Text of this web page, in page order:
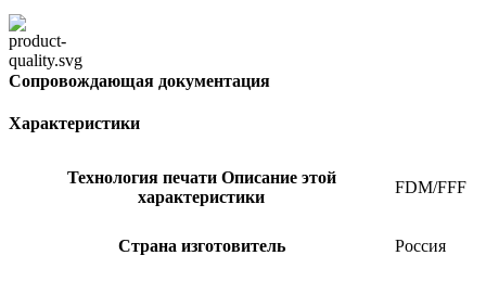
Сопровождающая документация
Характеристики
Технология печати Описание этой
характеристики
FDM/FFF
Страна изготовитель Россия